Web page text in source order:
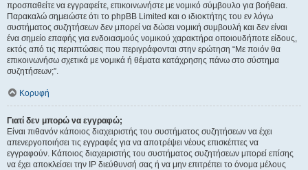
προσπαθείτε να εγγραφείτε, επικοινωνήστε με νομικό σύμβουλο για βοήθεια.
Παρακαλώ σημειώστε ότι το phpBB Limited και ο ιδιοκτήτης του εν λόγω
συστήματος συζητήσεων δεν μπορεί να δώσει νομική συμβουλή και δεν είναι
ένα σημείο επαφής για ενδοιασμούς νομικού χαρακτήρα οποιουδήποτε είδους,
εκτός από τις περιπτώσεις που περιγράφονται στην ερώτηση “Με ποιόν θα
επικοινωνήσω σχετικά με νομικά ή θέματα κατάχρησης πάνω στο σύστημα
συζητήσεων;”.
Κορυφή
Γιατί δεν μπορώ να εγγραφώ;
Είναι πιθανόν κάποιος διαχειριστής του συστήματος συζητήσεων να έχει
απενεργοποιήσει τις εγγραφές για να αποτρέψει νέους επισκέπτες να
εγγραφούν. Κάποιος διαχειριστής του συστήματος συζητήσεων μπορεί επίσης
να έχει αποκλείσει την IP διεύθυνσή σας ή να μην επιτρέπει το όνομα μέλους